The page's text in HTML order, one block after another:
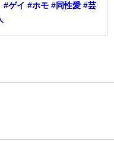
#ゲイ #ホモ #同性愛 #芸